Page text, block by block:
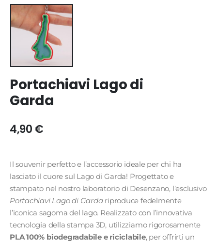
Portachiavi Lago di
Garda
4,90€
Il souvenir perfetto e l’accessorio ideale per chi ha
lasciato il cuore sul Lago di Garda! Progettato e
stampato nel nostro laboratorio di Desenzano, l’esclusivo
Portachiavi Lago di Gardariproduce fedelmente
l’iconica sagoma del lago. Realizzato con l’innovativa
tecnologia della stampa 3D, utilizziamo rigorosamente
PLA 100% biodegradabile e riciclabile, per offrirti un